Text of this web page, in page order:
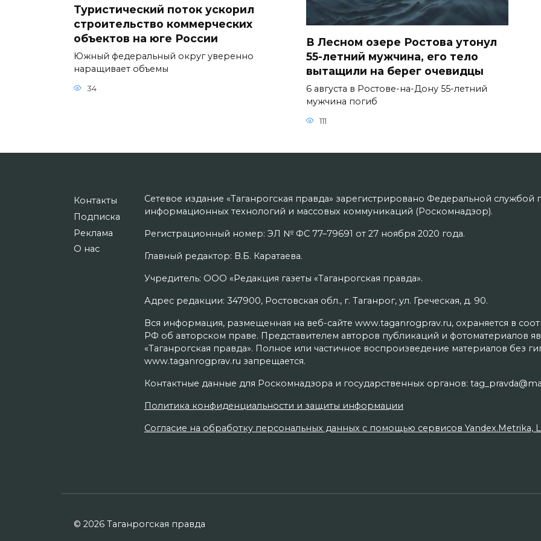
Туристический поток ускорил
строительство коммерческих
объектов на юге России
Южный федеральный округ уверенно
наращивает объемы
34
В Лесном озере Ростова утонул
55-летний мужчина, его тело
вытащили на берег очевидцы
6 августа в Ростове-на-Дону 55-летний
мужчина погиб
111
Контакты
Подписка
Реклама
О нас
Сетевое издание «Таганрогская правда» зарегистрировано Федеральной службой
информационных технологий и массовых коммуникаций (Роскомнадзор).
Регистрационный номер: ЭЛ № ФС 77–79691 от 27 ноября 2020 года.
Главный редактор: В.Б. Каратаева.
Учредитель: ООО «Редакция газеты «Таганрогская правда».
Адрес редакции: 347900, Ростовская обл., г. Таганрог, ул. Греческая, д. 90.
Вся информация, размещенная на веб-сайте www.taganrogprav.ru, охраняется в
РФ об авторском праве. Представителем авторов публикаций и фотоматериалов
«Таганрогская правда». Полное или частичное воспроизведение материалов без
www.taganrogprav.ru запрещается.
Контактные данные для Роскомнадзора и государственных органов:
Политика конфиденциальности и защиты информации
Согласие на обработку персональных данных с помощью сервисов Yandex.Metrika,
© 2026 Таганрогская правда